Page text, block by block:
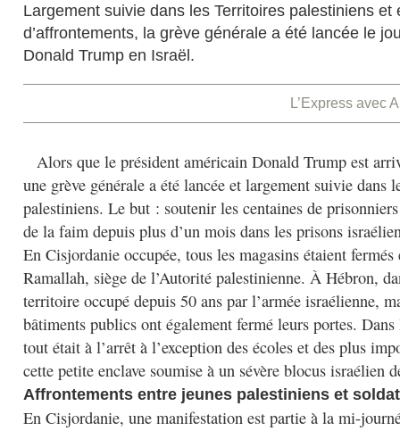
Largement suivie dans les Territoires palestiniens et
d’affrontements, la grève générale a été lancée le
Donald Trump en Israël.
L’Express avec
Alors que le président américain Donald Trump est
une grève générale a été lancée et largement suivie dans
palestiniens. Le but : soutenir les centaines de
de la faim depuis plus d’un mois dans les prisons
En Cisjordanie occupée, tous les magasins étaient fermés
Ramallah, siège de l’Autorité palestinienne. À Hébron,
territoire occupé depuis 50 ans par l’armée israélienne,
bâtiments publics ont également fermé leurs portes. Dans
tout était à l’arrêt à l’exception des écoles et des plus
cette petite enclave soumise à un sévère blocus israélien
Affrontements entre jeunes palestiniens et
En Cisjordanie, une manifestation est partie à la mi-